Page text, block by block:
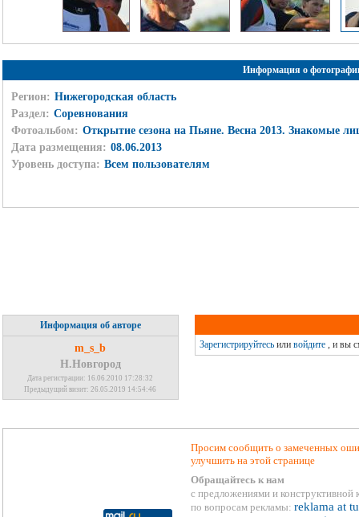
Информация о
Регион: Нижегородская область
Раздел: Соревнования
Фотоальбом: Открытие сезона на Пьяне. Весна 2013. Знакомые
Дата размещения: 08.06.2013
Уровень доступа: Всем пользователям
Информация об авторе
m_s_b
Н.Новгород
Дата регистрации: 16.06.2010 17:28:32
Предыдущий визит: 26.05.2019 14:54:46
Зарегистрируйтесьили войдите, и вы
Просим сообщить о замеченных
улучшить на этой странице
Обращайтесь к нам
с предложениями и конструктивной
по вопросам рекламы: reklama at